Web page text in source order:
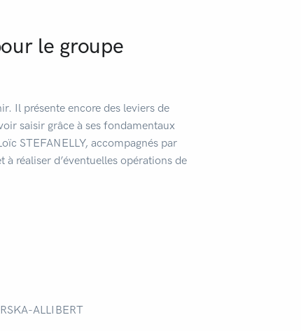
le groupe
Il présente encore des leviers de
saisir grâce à ses fondamentaux
STEFANELLY, accompagnés par
réaliser d’éventuelles opérations de
ALLIBERT